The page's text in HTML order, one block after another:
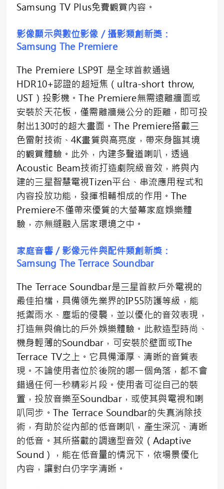
Samsung TV Plus免費觀賞內容。
影像顯示與數位影像／攝影類創新獎：
Samsung The Premiere
The Premiere LSP9T 是全球首款通過
HDR10+認證的超短焦（ultra-short throw,
UST）投影機。The Premiere無需遠離牆面或
安裝於天花板，僅需離牆幾公分的距離，即可投
射出130吋的超大畫面。The Premiere搭載三
色雷射技術、4K畫質與高亮度，帶來身臨其境
的觀賞體驗。此外，內建多聲道喇叭，透過
Acoustic Beam技術打造劇院級音效，將與內
建的三星智慧電視Tizen平台、串流應用程式和
內容投放功能，發揮相輔相成的作用。The
Premiere不僅帶來優質的大螢幕家庭娛樂體
驗，亦無縫融入居家環境之中。
家庭音響／影像元件與配件類創新奬：
Samsung The Terrace Soundbar
The Terrace Soundbar是三星首款戶外電視的
最佳拍檔，具備領先業界的IP55防護等級，能
抵禦雨水、塵垢的侵襲，並以優化的音效表現，
打造無與倫比的戶外娛樂體驗。此款造型時尚、
機身輕薄的Soundbar，可安裝於壁面或The
Terrace TV之上。它具備渾厚、清晰的音質表
現。不論使用者位於後院的哪一個角落，都不會
錯過任何一秒精彩片段。使用者可從自己的裝
置，投放音樂至Soundbar，或使其與電視和喇
叭同步。The Terrace Soundbar的失真消除技
術，有助於從內部的低音喇叭，產生深沉、清晰
的低音。其所搭載的調適型音效（Adaptive
Sound），能在低音量的情況下，依場景優化
內容，讓對白仍字字清晰。